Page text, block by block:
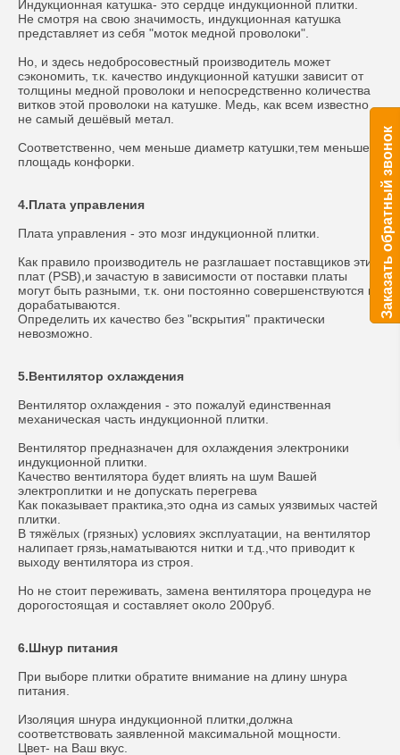
Заказать обратный звонок
Индукционная катушка- это сердце индукционной плитки.
Не смотря на свою значимость, индукционная катушка
представляет из себя "моток медной проволоки".
Но, и здесь недобросовестный производитель может
сэкономить, т.к. качество индукционной катушки зависит от
толщины медной проволоки и непосредственно количества
витков этой проволоки на катушке. Медь, как всем известно
не самый дешёвый метал.
Соответственно, чем меньше диаметр катушки,тем меньше
площадь конфорки.
4.Плата управления
Плата управления - это мозг индукционной плитки.
Как правило производитель не разглашает поставщиков этих
плат (PSB),и зачастую в зависимости от поставки платы
могут быть разными, т.к. они постоянно совершенствуются и
дорабатываются.
Определить их качество без "вскрытия" практически
невозможно.
5.Вентилятор охлаждения
Вентилятор охлаждения - это пожалуй единственная
механическая часть индукционной плитки.
Вентилятор предназначен для охлаждения электроники
индукционной плитки.
Качество вентилятора будет влиять на шум Вашей
электроплитки и не допускать перегрева
Как показывает практика,это одна из самых уязвимых частей
плитки.
В тяжёлых (грязных) условиях эксплуатации, на вентилятор
налипает грязь,наматываются нитки и т.д.,что приводит к
выходу вентилятора из строя.
Но не стоит переживать, замена вентилятора процедура не
дорогостоящая и составляет около 200руб.
6.Шнур питания
При выборе плитки обратите внимание на длину шнура
питания.
Изоляция шнура индукционной плитки,должна
соответствовать заявленной максимальной мощности.
Цвет- на Ваш вкус.